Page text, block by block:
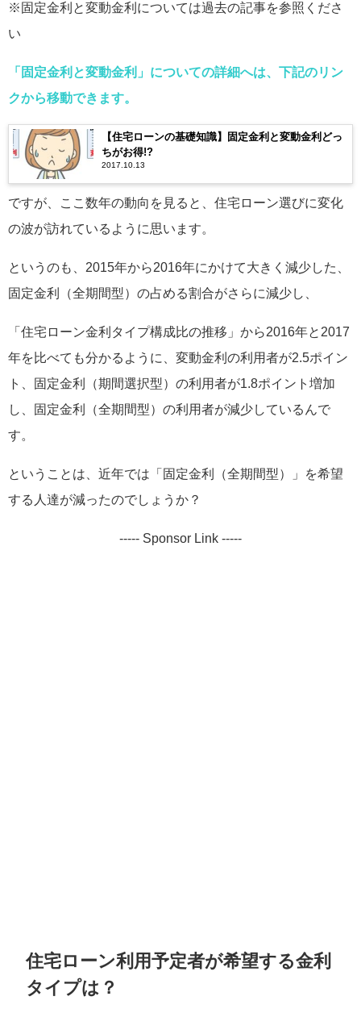
※固定金利と変動金利については過去の記事を参照くださ
い
「固定金利と変動金利」についての詳細へは、下記のリン
クから移動できます。
【住宅ローンの基礎知識】固定金利と変動金利どっ
ちがお得!?
2017.10.13
ですが、ここ数年の動向を見ると、住宅ローン選びに変化
の波が訪れているように思います。
というのも、2015年から2016年にかけて大きく減少した、
固定金利（全期間型）の占める割合がさらに減少し、
「住宅ローン金利タイプ構成比の推移」から2016年と2017
年を比べても分かるように、変動金利の利用者が2.5ポイン
ト、固定金利（期間選択型）の利用者が1.8ポイント増加
し、固定金利（全期間型）の利用者が減少しているんで
す。
ということは、近年では「固定金利（全期間型）」を希望
する人達が減ったのでしょうか？
----- Sponsor Link -----
住宅ローン利用予定者が希望する金利
タイプは？